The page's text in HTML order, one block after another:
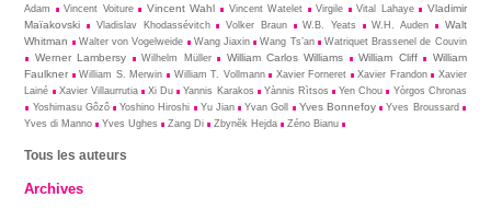
Adam
Vincent Voiture Vincent Wahl Vincent Watelet Virgile Vital Lahaye
Vladimir
Maïakovski
Vladislav Khodassévitch Volker Braun W.B. Yeats W.H. Auden
Walt
Whitman
Walter von Vogelweide Wang Jiaxin Wang Ts’an Watriquet Brassenel de Couvin
Werner Lambersy Wilhelm Müller William Carlos Williams William Cliff
William
Faulkner
William S. Merwin William T. Vollmann Xavier Forneret Xavier Frandon
Xavier
Lainé
Xavier Villaurrutia Xi Du Yannis Karakos Yànnis Rìtsos Yen Chou
Yòrgos Chronas
Yoshimasu Gôzô
Yoshino Hiroshi Yu Jian Yvan Goll Yves Bonnefoy
Yves Broussard
Yves di Manno
Yves Ughes Zang Di Zbynĕk Hejda Zéno Bianu
Tous les auteurs
Archives